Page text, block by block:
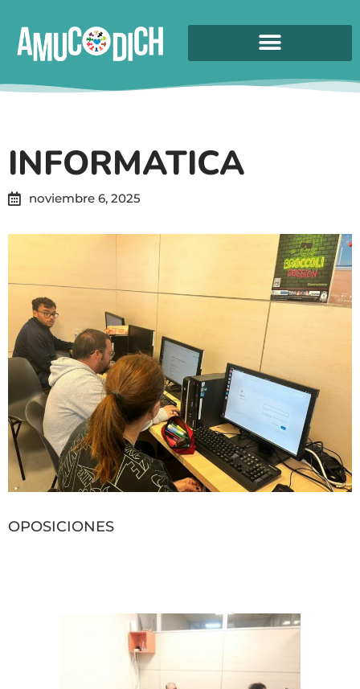
INFORMATICA
noviembre 6, 2025
OPOSICIONES